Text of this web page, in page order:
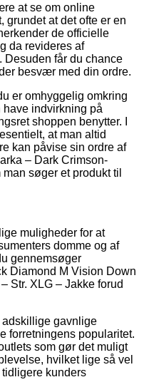
at se om online
grundet at det ofte er en
de officielle
da revideres af
Desuden får du chance
besvær med din ordre.
er omhyggelig omkring
indvirkning på
shoppen benytter. I
at man altid
kan påvise sin ordre af
– Dark Crimson-
søger et produkt til
muligheder for at
domme og af
gennemsøger
Diamond M Vision Down
Str. XLG – Jakke forud
adskillige gavnlige
forretningens popularitet.
som gør det muligt
hvilket lige så vel
kunders